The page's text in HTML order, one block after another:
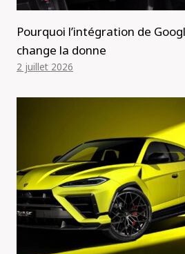
Pourquoi l’intégration de
change la donne
2 juillet 2026